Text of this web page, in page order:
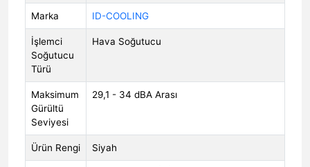
Marka ID-COOLING
İşlemci
Soğutucu
Türü
Hava Soğutucu
Maksimum
Gürültü
Seviyesi
29,1 - 34 dBA Arası
Ürün Rengi Siyah